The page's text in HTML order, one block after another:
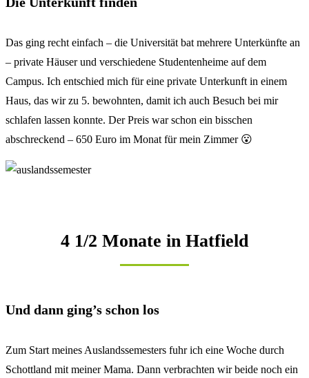
Das ging recht einfach – die Universität bat mehrere Unterkünfte an
– private Häuser und verschiedene Studentenheime auf dem
Campus. Ich entschied mich für eine private Unterkunft in einem
Haus, das wir zu 5. bewohnten, damit ich auch Besuch bei mir
schlafen lassen konnte. Der Preis war schon ein bisschen
abschreckend – 650 Euro im Monat für mein Zimmer 😮
4 1/2 Monate in Hatfield
Und dann ging’s schon los
Zum Start meines Auslandssemesters fuhr ich eine Woche durch
Schottland mit meiner Mama. Dann verbrachten wir beide noch ein